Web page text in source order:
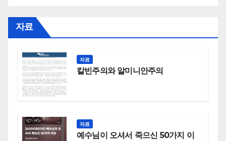
자료
자료
칼빈주의와 알미니안주의
자료
예수님이 오셔서 죽으신 50가지 이